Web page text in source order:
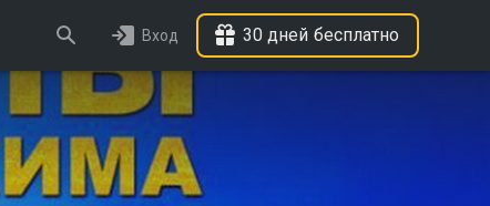
Вход 30 дней бесплатно